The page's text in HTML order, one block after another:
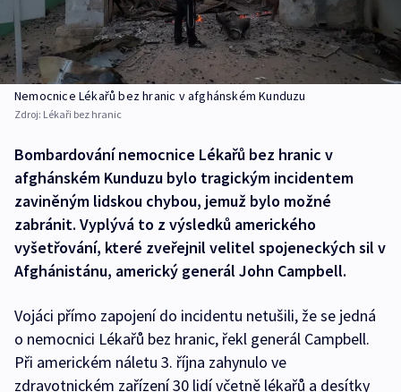
Nemocnice Lékařů bez hranic v afghánském Kunduzu
Zdroj: Lékaři bez hranic
Bombardování nemocnice Lékařů bez hranic v
afghánském Kunduzu bylo tragickým incidentem
zaviněným lidskou chybou, jemuž bylo možné
zabránit. Vyplývá to z výsledků amerického
vyšetřování, které zveřejnil velitel spojeneckých sil v
Afghánistánu, americký generál John Campbell.
Vojáci přímo zapojení do incidentu netušili, že se jedná
o nemocnici Lékařů bez hranic, řekl generál Campbell.
Při americkém náletu 3. října zahynulo ve
zdravotnickém zařízení 30 lidí včetně lékařů a desítky